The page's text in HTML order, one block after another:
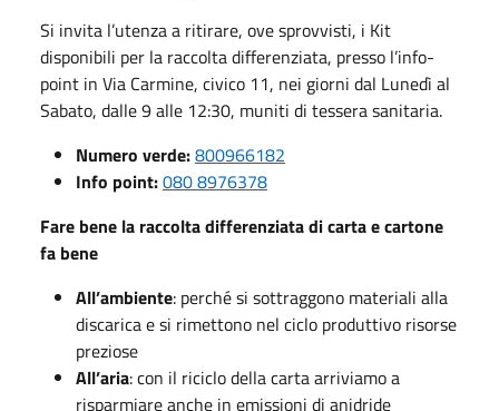
Si invita l’utenza a ritirare, ove sprovvisti, i Kit
disponibili per la raccolta differenziata, presso l’info-
point in Via Carmine, civico 11, nei giorni dal Lunedì al
Sabato, dalle 9 alle 12:30, muniti di tessera sanitaria.
Numero verde:800966182
Info point:080 8976378
Fare bene la raccolta differenziata di carta e cartone
fa bene
All’ambiente: perché si sottraggono materiali alla
discarica e si rimettono nel ciclo produttivo risorse
preziose
All’aria: con il riciclo della carta arriviamo a
risparmiare anche in emissioni di anidride